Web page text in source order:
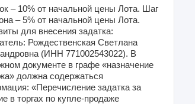
– 10% от начальной цены Лота. Шаг
– 5% от начальной цены Лота.
для внесения задатка:
Рождественская Светлана
(ИНН 771002543022). В
документе в графе «назначение
должна содержаться
«Перечисление задатка за
в торгах по купле-продаже